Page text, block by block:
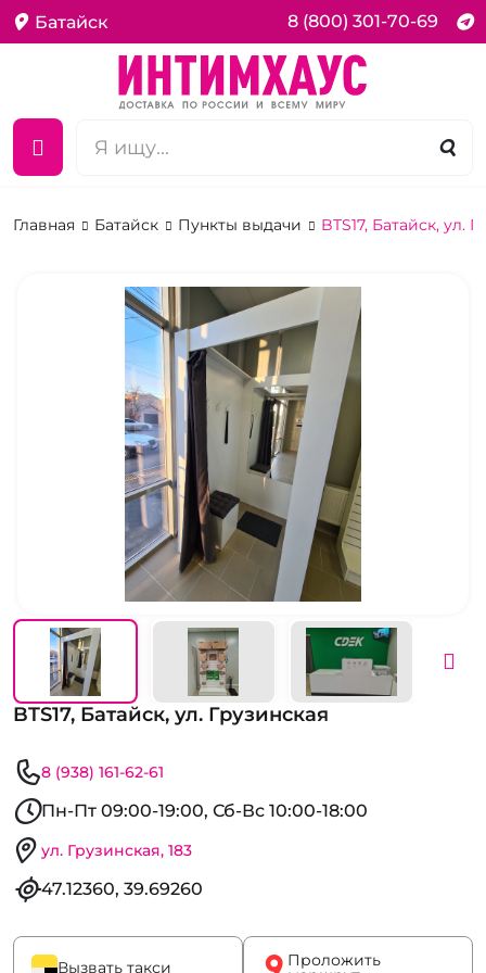
Батайск 8 (800) 301-70-69
Главная Батайск Пункты выдачи BTS17, Батайск, ул.
BTS17, Батайск, ул. Грузинская
8 (938) 161-62-61
Пн-Пт 09:00-19:00, Сб-Вс 10:00-18:00
ул. Грузинская, 183
47.12360, 39.69260
Вызвать такси Проложить